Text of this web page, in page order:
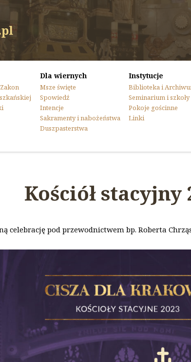
Dla wiernych
Msze święte
Spowiedź
Intencje
Sakramenty i nabożeństwa
Duszpasterstwa
Instytucje
Biblioteka i
Seminarium i szkoły
Pokoje gościnne
Linki
Kościół stacyjny
celebrację pod przewodnictwem bp. Roberta